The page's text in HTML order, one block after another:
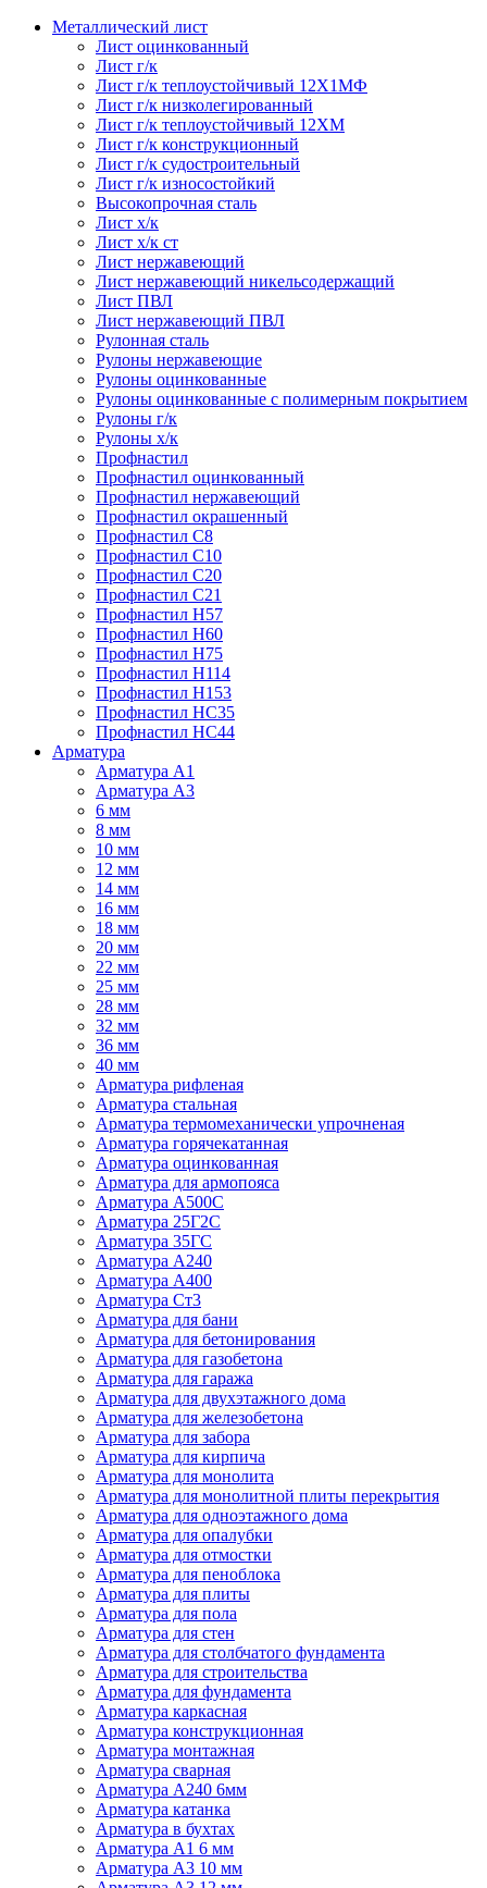
Металлический лист
Лист оцинкованный
Лист г/к
Лист г/к теплоустойчивый 12Х1МФ
Лист г/к низколегированный
Лист г/к теплоустойчивый 12ХМ
Лист г/к конструкционный
Лист г/к судостроительный
Лист г/к износостойкий
Высокопрочная сталь
Лист х/к
Лист х/к ст
Лист нержавеющий
Лист нержавеющий никельсодержащий
Лист ПВЛ
Лист нержавеющий ПВЛ
Рулонная сталь
Рулоны нержавеющие
Рулоны оцинкованные
Рулоны оцинкованные с полимерным покрытием
Рулоны г/к
Рулоны х/к
Профнастил
Профнастил оцинкованный
Профнастил нержавеющий
Профнастил окрашенный
Профнастил С8
Профнастил С10
Профнастил С20
Профнастил С21
Профнастил Н57
Профнастил Н60
Профнастил Н75
Профнастил Н114
Профнастил Н153
Профнастил НС35
Профнастил НС44
Арматура
Арматура А1
Арматура А3
6 мм
8 мм
10 мм
12 мм
14 мм
16 мм
18 мм
20 мм
22 мм
25 мм
28 мм
32 мм
36 мм
40 мм
Арматура рифленая
Арматура стальная
Арматура термомеханически упрочненая
Арматура горячекатанная
Арматура оцинкованная
Арматура для армопояса
Арматура A500С
Арматура 25Г2С
Арматура 35ГС
Арматура А240
Арматура А400
Арматура Ст3
Арматура для бани
Арматура для бетонирования
Арматура для газобетона
Арматура для гаража
Арматура для двухэтажного дома
Арматура для железобетона
Арматура для забора
Арматура для кирпича
Арматура для монолита
Арматура для монолитной плиты перекрытия
Арматура для одноэтажного дома
Арматура для опалубки
Арматура для отмостки
Арматура для пеноблока
Арматура для плиты
Арматура для пола
Арматура для стен
Арматура для столбчатого фундамента
Арматура для строительства
Арматура для фундамента
Арматура каркасная
Арматура конструкционная
Арматура монтажная
Арматура сварная
Арматура А240 6мм
Арматура катанка
Арматура в бухтах
Арматура А1 6 мм
Арматура А3 10 мм